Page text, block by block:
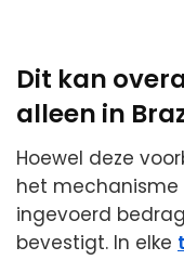
Dit kan
alleen in
Hoewel deze
het mechanisme
ingevoerd
bevestigt. In elke